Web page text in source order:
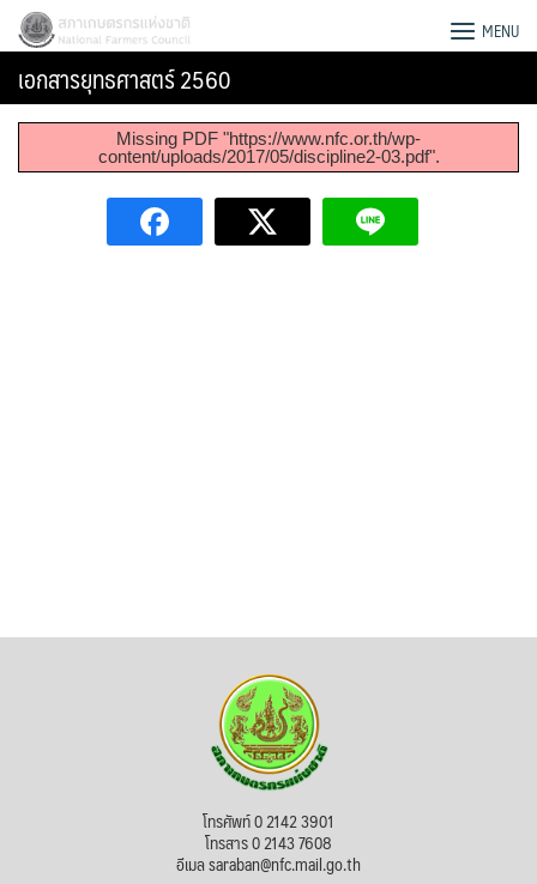
Skip
content
สภาเกษตรกรแห่งชาติ MENU
เอกสารยุทธศาสตร์ 2560
Missing PDF "https://www.nfc.or.th/wp-
content/uploads/2017/05/discipline2-03.pdf".
โทรศัพท์ 0 2142 3901
โทรสาร 0 2143 7608
อีเมล saraban@nfc.mail.go.th